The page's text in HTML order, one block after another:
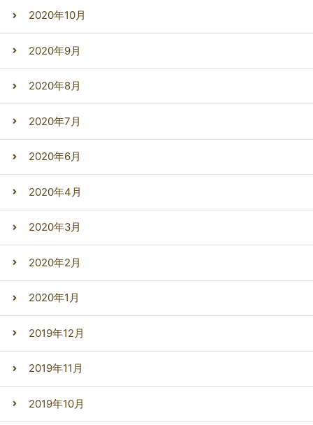
2020年10月
2020年9月
2020年8月
2020年7月
2020年6月
2020年4月
2020年3月
2020年2月
2020年1月
2019年12月
2019年11月
2019年10月